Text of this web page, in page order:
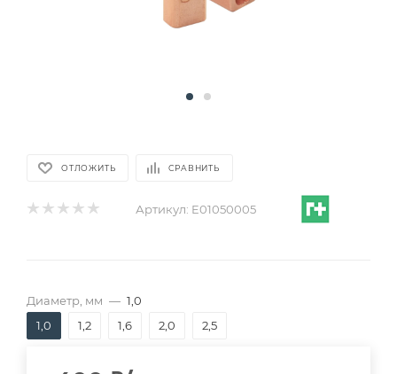
ОТЛОЖИТЬ СРАВНИТЬ
Артикул: E01050005
Диаметр, мм — 1,0
1,0
1,2 1,6 2,0 2,5